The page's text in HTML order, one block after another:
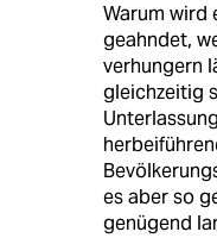
Warum wird
geahndet,
verhungern
gleichzeitig
es aber so
genügend